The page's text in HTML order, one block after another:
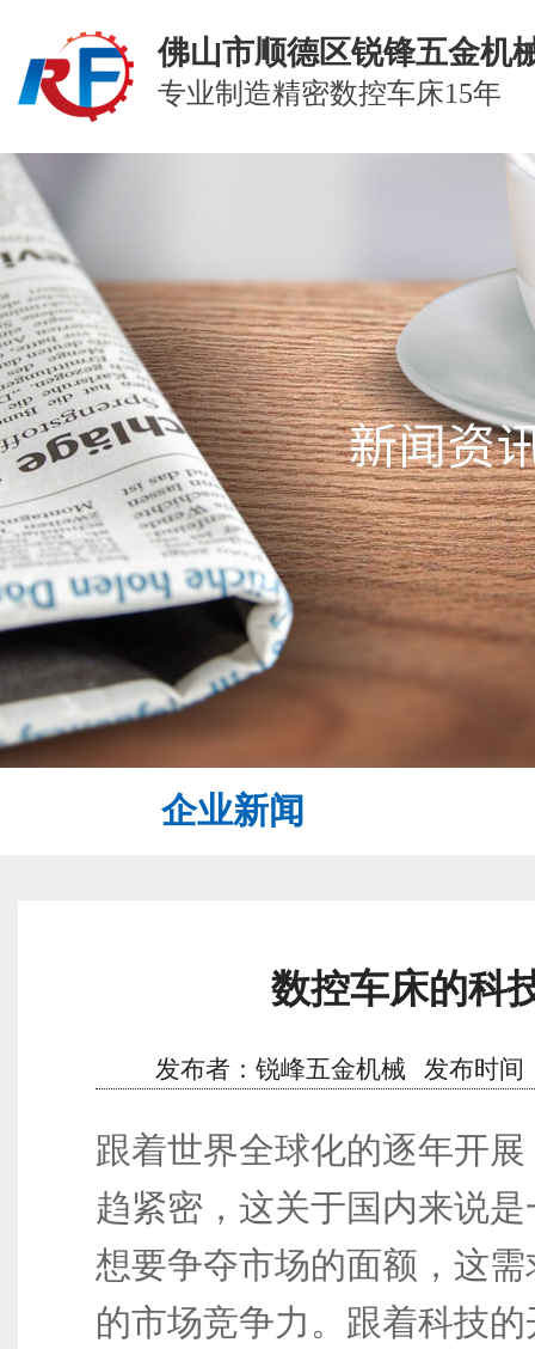
佛山市顺德区锐锋五金机
专业制造精密数控车床15年
企业新闻
数控车床的科
发布者：锐峰五金机械 发布时间
跟着世界全球化的逐年开
趋紧密，这关于国内来说
想要争夺市场的面额，这
的市场竞争力。跟着科技